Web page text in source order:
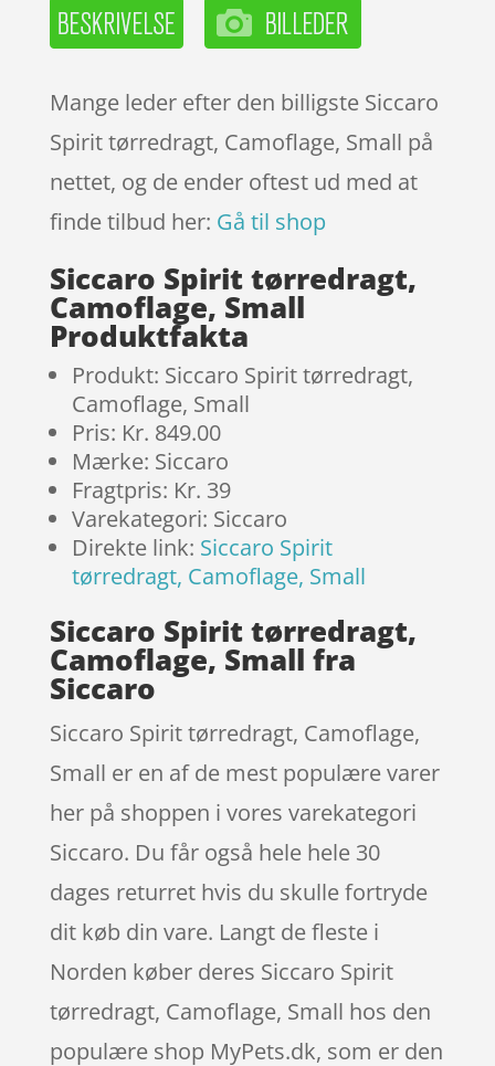
Mange leder efter den billigste Siccaro
Spirit tørredragt, Camoflage, Small på
nettet, og de ender oftest ud med at
finde tilbud her: Gå til shop
Siccaro Spirit tørredragt,
Camoflage, Small
Produktfakta
Produkt: Siccaro Spirit tørredragt,
Camoflage, Small
Pris: Kr. 849.00
Mærke: Siccaro
Fragtpris: Kr. 39
Varekategori: Siccaro
Direkte link: Siccaro Spirit
tørredragt, Camoflage, Small
Siccaro Spirit tørredragt,
Camoflage, Small fra
Siccaro
Siccaro Spirit tørredragt, Camoflage,
Small er en af de mest populære varer
her på shoppen i vores varekategori
Siccaro. Du får også hele hele 30
dages returret hvis du skulle fortryde
dit køb din vare. Langt de fleste i
Norden køber deres Siccaro Spirit
tørredragt, Camoflage, Small hos den
populære shop MyPets.dk, som er den